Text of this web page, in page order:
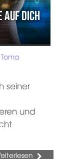
auf dich
seiner
und